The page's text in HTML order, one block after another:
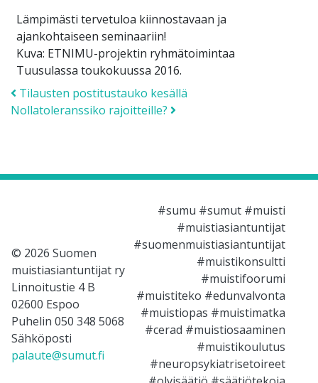
Lämpimästi tervetuloa kiinnostavaan ja
ajankohtaiseen seminaariin!
Kuva: ETNIMU-projektin ryhmätoimintaa
Tuusulassa toukokuussa 2016.
Post navigation
Tilausten postitustauko kesällä
Nollatoleranssiko rajoitteille?
© 2026 Suomen
muistiasiantuntijat ry
Linnoitustie 4 B
02600 Espoo
Puhelin 050 348 5068
Sähköposti
palaute@sumut.fi
#sumu #sumut #muisti
#muistiasiantuntijat
#suomenmuistiasiantuntijat
#muistikonsultti
#muistifoorumi
#muistiteko #edunvalvonta
#muistiopas #muistimatka
#cerad #muistiosaaminen
#muistikoulutus
#neuropsykiatrisetoireet